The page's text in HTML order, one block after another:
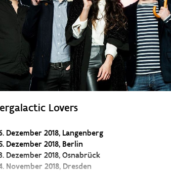
Lovers
Dezember 2018 Langenberg
Dezember 2018 Berlin
Dezember 2018 Osnabrück
November 2018 Dresden